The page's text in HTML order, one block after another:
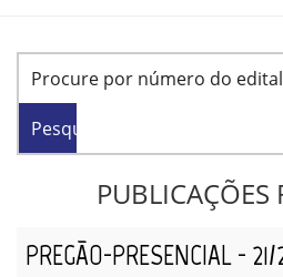
Pesquisar
PUBLICAÇÕES
PREGÃO-PRESENCIAL - 21/